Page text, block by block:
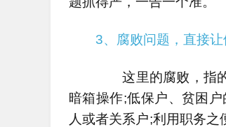
3、腐败问题，直接
这里的腐败，指的
暗箱操作;低保户、贫困
人或者关系户;利用职务